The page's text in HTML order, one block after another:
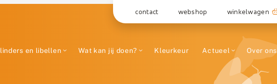
contact webshop winkelwagen
en libellen Wat kan jij doen? Kleurkeur Actueel Over ons